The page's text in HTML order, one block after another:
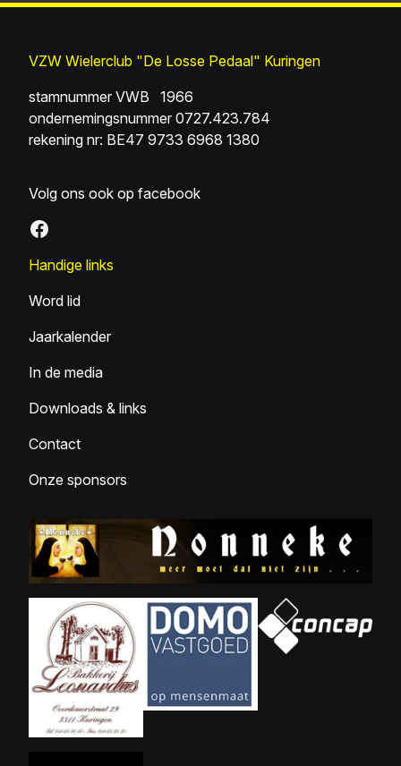
VZW Wielerclub "De Losse Pedaal" Kuringen
stamnummer VWB 1966
ondernemingsnummer 0727.423.784
rekening nr: BE47 9733 6968 1380
Volg ons ook op facebook
Facebook
Handige links
Word lid
Jaarkalender
In de media
Downloads & links
Contact
Onze sponsors